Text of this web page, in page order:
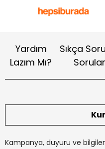
Yardım
Lazım Mı?
Sıkça
Sorular
Kampanya, duyuru ve